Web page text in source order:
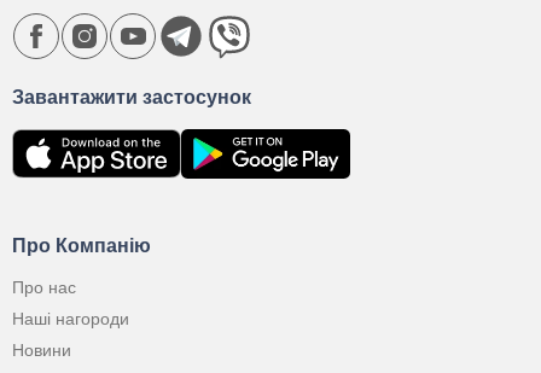
Про Компанію
Про нас
Наші нагороди
Новини
Завантажити застосунок